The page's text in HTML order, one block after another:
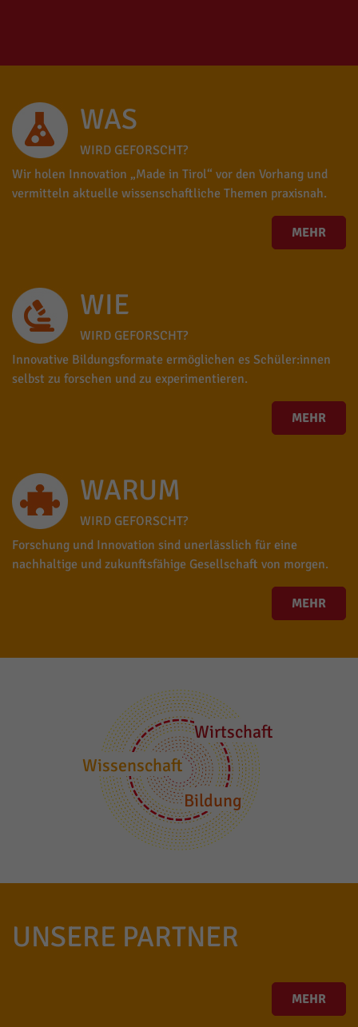
WAS
WIRD GEFORSCHT?
Wir holen Innovation „Made in Tirol“ vor den Vorhang und
vermitteln aktuelle wissenschaftliche Themen praxisnah.
MEHR
WIE
WIRD GEFORSCHT?
Innovative Bildungsformate ermöglichen es Schüler:innen
selbst zu forschen und zu experimentieren.
MEHR
WARUM
WIRD GEFORSCHT?
Forschung und Innovation sind unerlässlich für eine
nachhaltige und zukunftsfähige Gesellschaft von morgen.
MEHR
Wirtschaft
Wissenschaft
Bildung
UNSERE PARTNER
MEHR